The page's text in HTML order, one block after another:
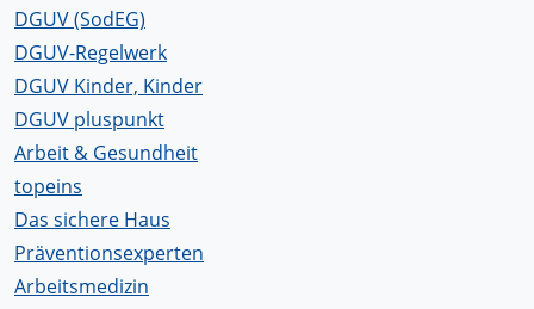
DGUV (SodEG)
DGUV-Regelwerk
DGUV Kinder, Kinder
DGUV pluspunkt
Arbeit & Gesundheit
topeins
Das sichere Haus
Präventionsexperten
Arbeitsmedizin